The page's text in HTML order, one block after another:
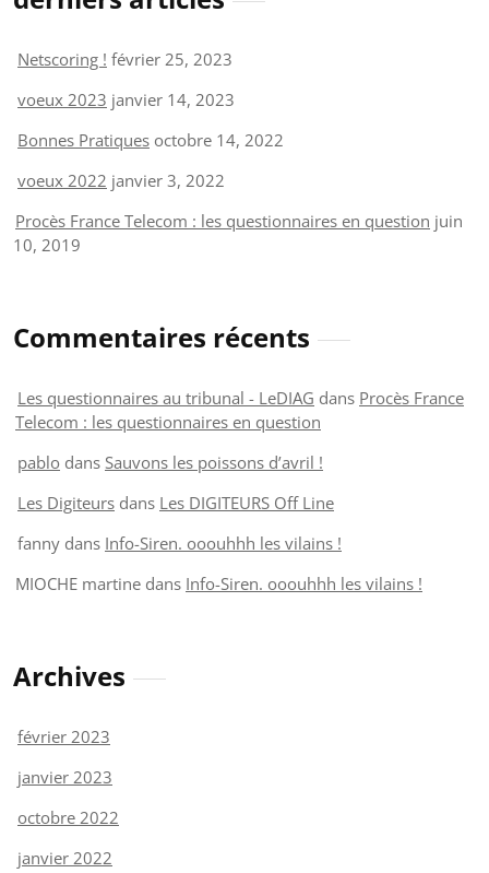
Netscoring ! février 25, 2023
voeux 2023 janvier 14, 2023
Bonnes Pratiques octobre 14, 2022
voeux 2022 janvier 3, 2022
Procès France Telecom : les questionnaires en question juin
10, 2019
Commentaires récents
Les questionnaires au tribunal - LeDIAG dans Procès France
Telecom : les questionnaires en question
pablo dans Sauvons les poissons d’avril !
Les Digiteurs dans Les DIGITEURS Off Line
fanny dans Info-Siren. ooouhhh les vilains !
MIOCHE martine dans Info-Siren. ooouhhh les vilains !
Archives
février 2023
janvier 2023
octobre 2022
janvier 2022